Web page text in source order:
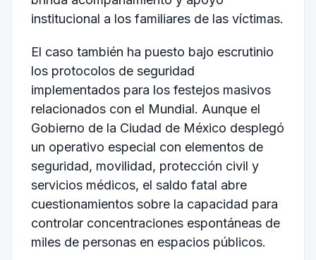
institucional a los familiares de las víctimas.
El caso también ha puesto bajo escrutinio
los protocolos de seguridad
implementados para los festejos masivos
relacionados con el Mundial. Aunque el
Gobierno de la Ciudad de México desplegó
un operativo especial con elementos de
seguridad, movilidad, protección civil y
servicios médicos, el saldo fatal abre
cuestionamientos sobre la capacidad para
controlar concentraciones espontáneas de
miles de personas en espacios públicos.